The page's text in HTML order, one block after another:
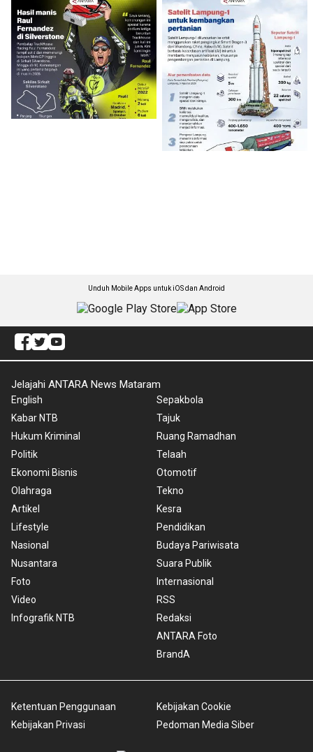
Unduh Mobile Apps untuk iOS dan Android
Jelajahi ANTARA News Mataram
English
Kabar NTB
Hukum Kriminal
Politik
Ekonomi Bisnis
Olahraga
Artikel
Lifestyle
Nasional
Nusantara
Foto
Video
Infografik NTB
Sepakbola
Tajuk
Ruang Ramadhan
Telaah
Otomotif
Tekno
Kesra
Pendidikan
Budaya Pariwisata
Suara Publik
Internasional
RSS
Redaksi
ANTARA Foto
BrandA
Ketentuan Penggunaan
Kebijakan Privasi
Kebijakan Cookie
Pedoman Media Siber